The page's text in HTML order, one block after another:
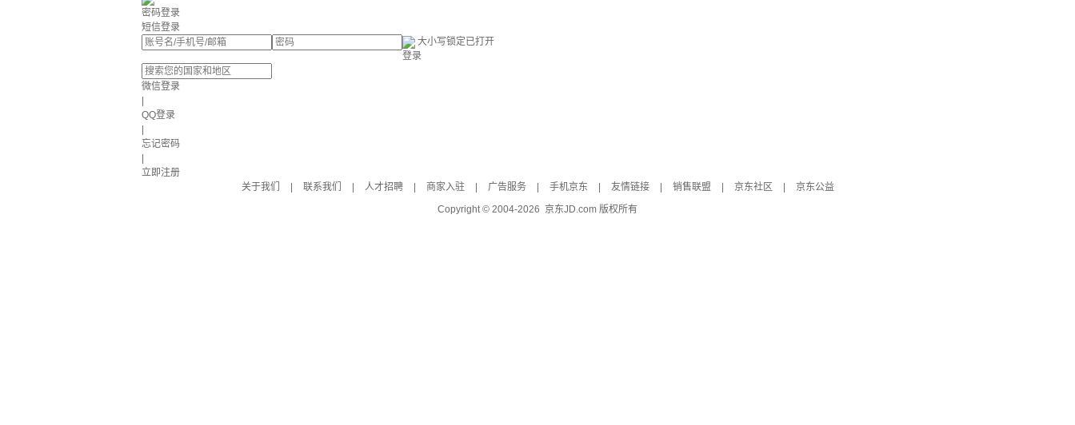
密码登录
短信登录
大小写锁定已打开
登录
微信登录
QQ登录
忘记密码
立即注册
关于我们
联系我们 人才招聘 商家入驻 广告服务 手机京东 友情链接 销售联盟 京东社区
京东公益
Copyright © 2004-2026 京东JD.com 版权所有